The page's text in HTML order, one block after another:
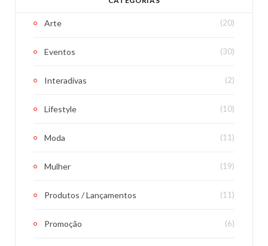
Arte (20)
Eventos (30)
Interadivas (2)
Lifestyle (10)
Moda (11)
Mulher (19)
Produtos / Lançamentos (11)
Promoção (6)